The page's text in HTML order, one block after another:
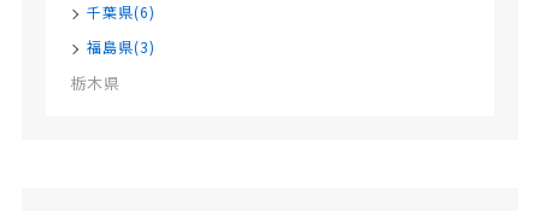
千葉県(6)
福島県(3)
栃木県